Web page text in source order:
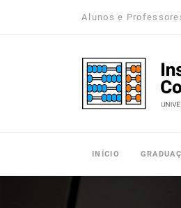
Alunos e
Unicamp -
INÍCIO